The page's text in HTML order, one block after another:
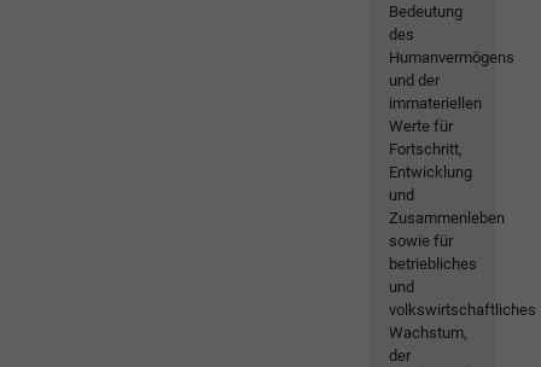
Bedeutung
des
Humanvermögens
und der
immateriellen
Werte für
Fortschritt,
Entwicklung
und
Zusammenleben
sowie für
betriebliches
und
volkswirtschaftliches
Wachstum,
der